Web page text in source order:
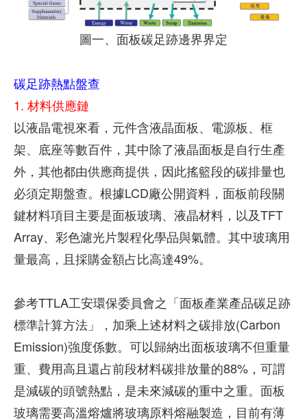
圖一、面板碳足跡邊界界定
碳足跡熱點盤查
1. 材料供應鏈
以液晶電視來看，元件含液晶面板、電源板、框
架、底座等數百件，其中除了液晶面板是自行生產
外，其他都由供應商提供，因此搖籃段的碳排量也
必須定期盤查。根據LCD廠公開資料，面板前段關
鍵材料項目主要是面板玻璃、液晶材料，以及TFT
Array、彩色濾光片製程化學品與氣體。其中玻璃用
量最高，且採購金額占比高達49%。
參考TTLA工安環保委員會之「面板產業產品碳足跡
標準計算方法」，加乘上述材料之碳排放(Carbon
Emission)強度係數。可以歸納出面板玻璃不但重量
重、費用高且還占前段材料碳排放量的88%，可謂
是減碳的頭號熱點，是未來減碳的重中之重。面板
玻璃需要高溫熔爐將玻璃原料熔融製造，目前有薄